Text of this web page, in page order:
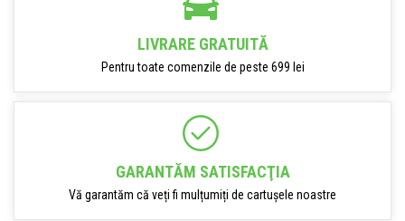
LIVRARE GRATUITĂ
Pentru toate comenzile de peste 699 lei
GARANTĂM SATISFACŢIA
Vă garantăm că veți fi mulțumiți de cartușele noastre